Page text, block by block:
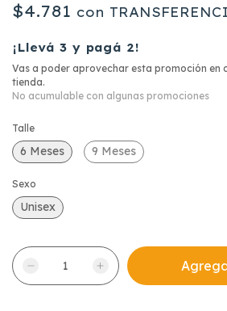
$4.781 con
¡Llevá 3 y pagá 2!
Vas a poder aprovechar esta promoción en
tienda.
No acumulable con algunas promociones
Talle
6 Meses 9 Meses
Sexo
Unisex